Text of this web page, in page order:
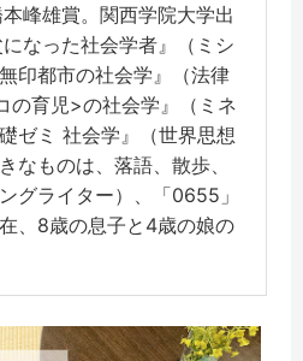
峰雄賞。関西学院大学出
なった社会学者』（ミシ
印都市の社会学』（法律
の育児>の社会学』（ミネ
ゼミ 社会学』（世界思想
なものは、落語、散歩、
グライター）、「0655」
、8歳の息子と4歳の娘の